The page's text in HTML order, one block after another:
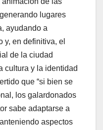
lugares
ayudando a
y, en definitiva, el
de la ciudad
cultura y la identidad
que “si bien se
los galardonados
sabe adaptarse a
aspectos